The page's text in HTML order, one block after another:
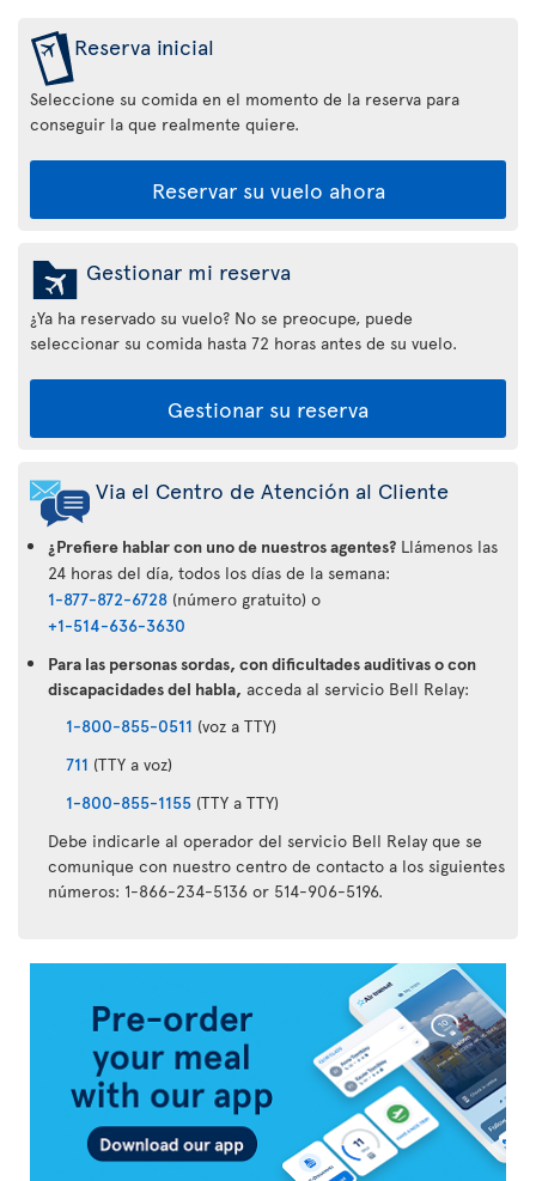
Reserva inicial
Seleccione su comida en el momento de la reserva para
conseguir la que realmente quiere.
Reservar su vuelo ahora
Gestionar mi reserva
¿Ya ha reservado su vuelo? No se preocupe, puede
seleccionar su comida hasta 72 horas antes de su vuelo.
Gestionar su reserva
Via el Centro de Atención al Cliente
¿Prefiere hablar con uno de nuestros agentes? Llámenos las
24 horas del día, todos los días de la semana:
1-877-872-6728 (número gratuito) o
+1-514-636-3630
Para las personas sordas, con dificultades auditivas o con
discapacidades del habla, acceda al servicio Bell Relay:
1-800-855-0511 (voz a TTY)
711 (TTY a voz)
1-800-855-1155 (TTY a TTY)
Debe indicarle al operador del servicio Bell Relay que se
comunique con nuestro centro de contacto a los siguientes
números: 1-866-234-5136 or 514-906-5196.
Transat